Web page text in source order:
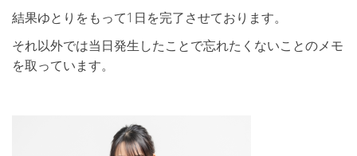
結果ゆとりをもって1日を完了させております。
それ以外では当日発生したことで忘れたくないことのメモ
を取っています。